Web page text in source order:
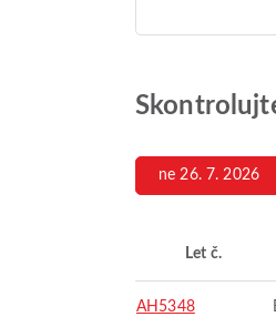
ne 26. 7. 2026
Let č.
AH5348